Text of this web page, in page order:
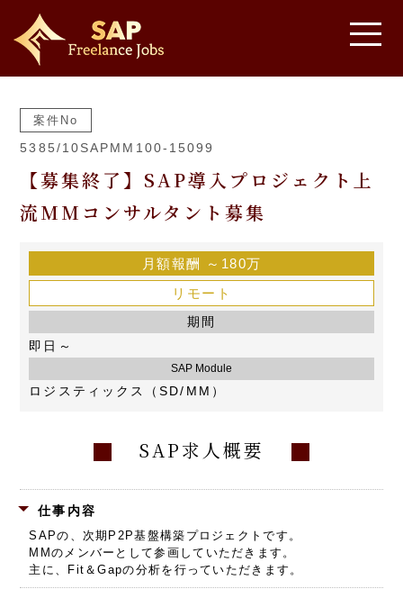
案件No
5385/10SAPMM100-15099
【募集終了】SAP導入プロジェクト上
流MMコンサルタント募集
月額報酬
～180万
リモート
期間
即日～
SAP Module
ロジスティックス（SD/MM）
SAP求人概要
仕事内容
SAPの、次期P2P基盤構築プロジェクトです。
MMのメンバーとして参画していただきます。
主に、Fit＆Gapの分析を行っていただきます。